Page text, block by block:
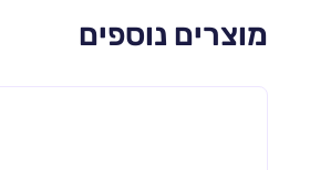
מוצרים נוספים